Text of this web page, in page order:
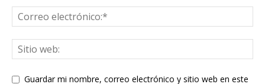
Guardar mi nombre, correo electrónico y sitio web en este